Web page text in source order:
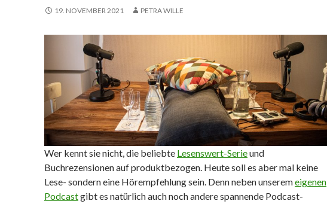
19. NOVEMBER 2021 PETRA WILLE
Wer kennt sie nicht, die beliebte Lesenswert-Serieund
Buchrezensionen auf produktbezogen. Heute soll es aber mal keine
Lese- sondern eine Hörempfehlung sein. Denn neben unseremeigenen
Podcastgibt es natürlich auch noch andere spannende Podcast-